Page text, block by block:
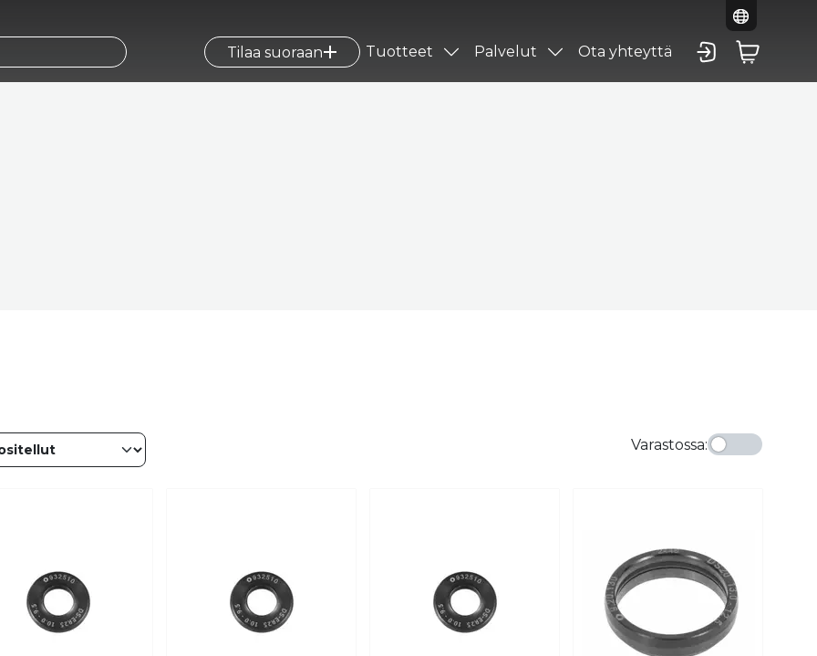
Tilaa suoraan Tuotteet Palvelut Ota yhteyttä
Varastossa: